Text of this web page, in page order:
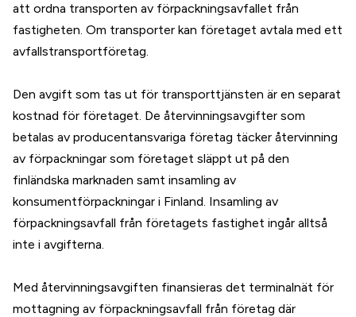
att ordna transporten av förpackningsavfallet från
fastigheten. Om transporter kan företaget avtala med ett
avfallstransportföretag.
Den avgift som tas ut för transporttjänsten är en separat
kostnad för företaget. De återvinningsavgifter som
betalas av producentansvariga företag täcker återvinning
av förpackningar som företaget släppt ut på den
finländska marknaden samt insamling av
konsumentförpackningar i Finland. Insamling av
förpackningsavfall från företagets fastighet ingår alltså
inte i avgifterna.
Med återvinningsavgiften finansieras det terminalnät för
mottagning av förpackningsavfall från företag där